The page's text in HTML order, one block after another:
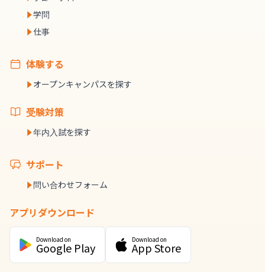
学問
仕事
体験する
オープンキャンパスを探す
受験対策
年内入試を探す
サポート
問い合わせフォーム
アプリダウンロード
Download on
Google Play
Download on
App Store